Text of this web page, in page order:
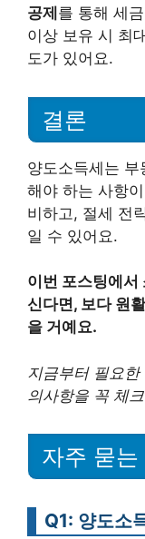
공제를 통해 세
이상 보유 시 최
도가 있어요.
결론
양도소득세는
해야 하는 사항
비하고, 절세 전
일 수 있어요.
이번 포스팅에서
신다면, 보다 원
을 거예요.
지금부터 필요
의사항을 꼭 체
자주 묻
Q1: 양도소